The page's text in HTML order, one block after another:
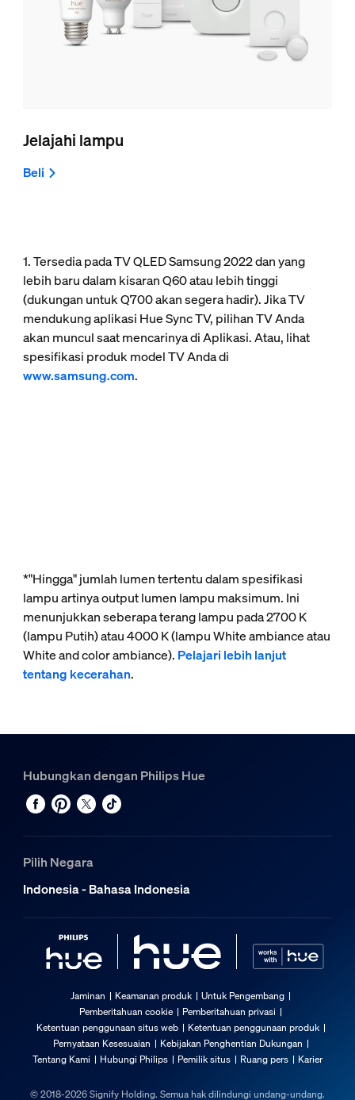
Jelajahi lampu
Beli
1. Tersedia pada TV QLED Samsung 2022 dan yang
lebih baru dalam kisaran Q60 atau lebih tinggi
(dukungan untuk Q700 akan segera hadir). Jika TV
mendukung aplikasi Hue Sync TV, pilihan TV Anda
akan muncul saat mencarinya di Aplikasi. Atau, lihat
spesifikasi produk model TV Anda di
www.samsung.com.
*"Hingga" jumlah lumen tertentu dalam spesifikasi
lampu artinya output lumen lampu maksimum. Ini
menunjukkan seberapa terang lampu pada 2700 K
(lampu Putih) atau 4000 K (lampu White ambiance atau
White and color ambiance). Pelajari lebih lanjut
tentang kecerahan.
Hubungkan dengan Philips Hue
Pilih Negara
Indonesia - Bahasa Indonesia
Jaminan Keamanan produk
Untuk Pengembang
Pemberitahuan cookie
Pemberitahuan privasi
Ketentuan penggunaan situs web
Ketentuan penggunaan produk
Pernyataan Kesesuaian
Kebijakan Penghentian Dukungan
Tentang Kami
Hubungi Philips Pemilik situs Ruang pers Karier
© 2018-2026 Signify Holding. Semua hak dilindungi undang-undang.